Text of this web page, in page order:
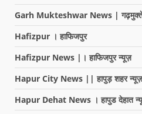
Garh Mukteshwar News |
Hafizpur । हाफिजपुर
Hafizpur News |। हाफिजपुर न्यूज़
Hapur City News || हापुड़ शहर न्यूज़
Hapur Dehat News । हापुड देहात